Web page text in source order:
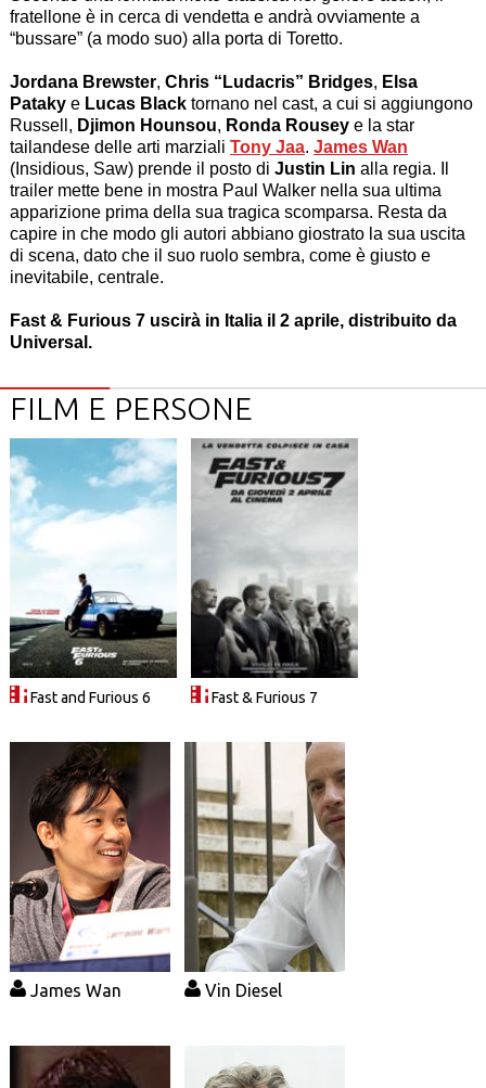
fratellone è in cerca di vendetta e andrà ovviamente a
“bussare” (a modo suo) alla porta di Toretto.
Jordana Brewster, Chris “Ludacris” Bridges, Elsa
Patakye Lucas Blacktornano nel cast, a cui si aggiungono
Russell, Djimon Hounsou, Ronda Rouseye la star
tailandese delle arti marziali Tony Jaa. James Wan
(Insidious, Saw) prende il posto di Justin Lin alla regia. Il
trailer mette bene in mostra Paul Walker nella sua ultima
apparizione prima della sua tragica scomparsa. Resta da
capire in che modo gli autori abbiano giostrato la sua uscita
di scena, dato che il suo ruolo sembra, come è giusto e
inevitabile, centrale.
Fast & Furious 7 uscirà in Italia il 2 aprile, distribuito da
Universal.
FILM E PERSONE
Fast and Furious 6 Fast & Furious 7
James Wan Vin Diesel